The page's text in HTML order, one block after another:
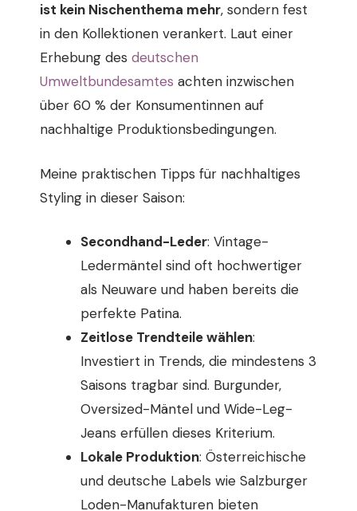
ist kein Nischenthema mehr, sondern fest
in den Kollektionen verankert. Laut einer
Erhebung des deutschen
Umweltbundesamtes achten inzwischen
über 60 % der Konsumentinnen auf
nachhaltige Produktionsbedingungen.
Meine praktischen Tipps für nachhaltiges
Styling in dieser Saison:
Secondhand-Leder: Vintage-
Ledermäntel sind oft hochwertiger
als Neuware und haben bereits die
perfekte Patina.
Zeitlose Trendteile wählen:
Investiert in Trends, die mindestens 3
Saisons tragbar sind. Burgunder,
Oversized-Mäntel und Wide-Leg-
Jeans erfüllen dieses Kriterium.
Lokale Produktion: Österreichische
und deutsche Labels wie Salzburger
Loden-Manufakturen bieten